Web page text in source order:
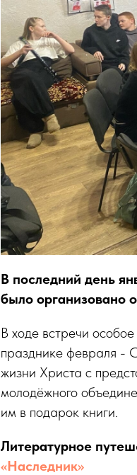
В последний день
было организовано
В ходе встречи
празднике февраля -
жизни Христа с
молодёжного
им в подарок книги.
Литературное
«Наследник»